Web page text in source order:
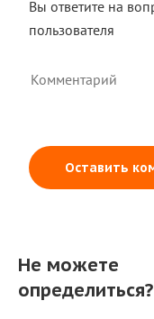
Вы ответите на
пользователя
Оставить
Не можете
определиться?